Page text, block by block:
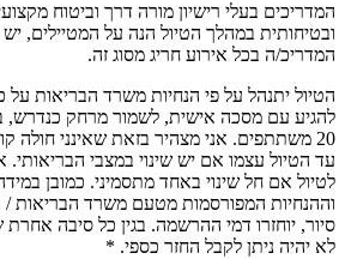
המדריכים בעלי רישיון מורה דרך וביטוח
ובטיחותית במהלך הטיול הנה על המטיילים,
המדריכ/ה בכל אירוע חריג מסוג זה.
הטיול יתנהל על פי הנחיות משרד הבריאות
להגיע עם מסכה אישית, לשמור מרחק כנדרש,
20 משתתפים. אני מצהיר בזאת שאינני חולה
עד הטיול עצמו אם יש שינוי במצבי הבריאותי.
לטיול אם חל שינוי באחד מתסמיני. כמובן
וההנחיות המפורסמות מטעם משרד הבריאות /
סיור, יוחזרו דמי ההרשמה. בגין כל סיבה
לא יהיה ניתן לקבל החזר כספי. *